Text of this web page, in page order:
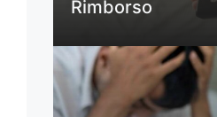
Rimborso